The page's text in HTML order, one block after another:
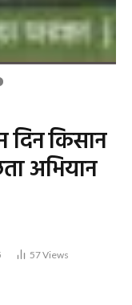
किसान
अभियान
57Views